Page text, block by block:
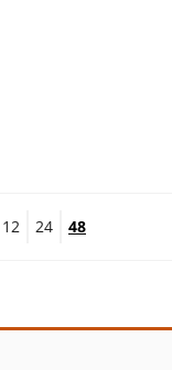
12 24 48